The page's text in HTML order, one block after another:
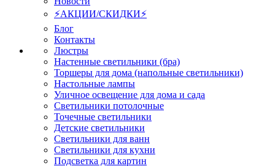
⚡АКЦИИ/СКИДКИ⚡
Блог
Контакты
Люстры
Настенные светильники (бра)
Торшеры для дома (напольные светильники)
Настольные лампы
Уличное освещение для дома и сада
Светильники потолочные
Точечные светильники
Детские светильники
Светильники для ванн
Светильники для кухни
Подсветка для картин